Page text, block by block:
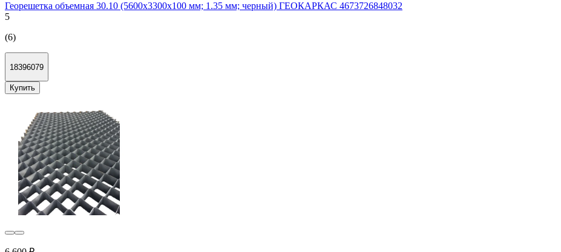
Георешетка объемная 30.10 (5600х3300х100 мм; 1.35 мм; черный) ГЕОКАРКАС 4673726848032
5
(6)
18396079
Купить